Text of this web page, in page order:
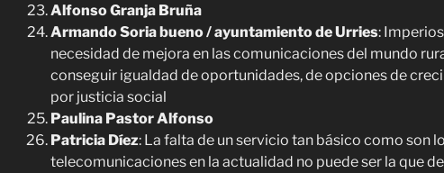
Alfonso Granja Bruña
Armando Soria bueno / ayuntamiento de Urries:
necesidad de mejora en las comunicaciones del mundo
conseguir igualdad de oportunidades, de opciones de
por justicia social
Paulina Pastor Alfonso
Patricia Díez: La falta de un servicio tan básico como son
telecomunicaciones en la actualidad no puede ser la que